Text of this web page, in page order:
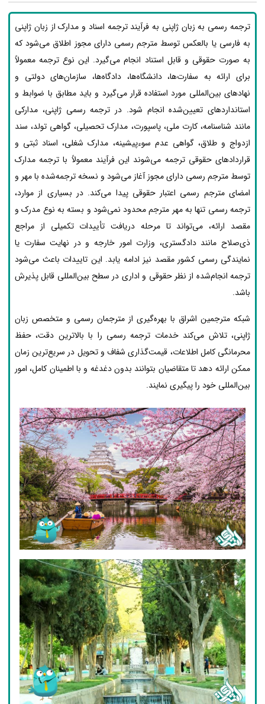
ترجمه رسمی به زبان ژاپنی به فرآیند ترجمه اسناد و مدارک از زبان ژاپنی
به فارسی یا بالعکس توسط مترجم رسمی دارای مجوز اطلاق می‌شود که
به صورت حقوقی و قابل استناد انجام می‌گیرد. این نوع ترجمه معمولاً
برای ارائه به سفارت‌ها، دانشگاه‌ها، دادگاه‌ها، سازمان‌های دولتی و
نهادهای بین‌المللی مورد استفاده قرار می‌گیرد و باید مطابق با ضوابط و
استانداردهای تعیین‌شده انجام شود. در ترجمه رسمی ژاپنی، مدارکی
مانند شناسنامه، کارت ملی، پاسپورت، مدارک تحصیلی، گواهی تولد، سند
ازدواج و طلاق، گواهی عدم سوءپیشینه، مدارک شغلی، اسناد ثبتی و
قراردادهای حقوقی ترجمه می‌شوند این فرآیند معمولاً با ترجمه مدارک
توسط مترجم رسمی دارای مجوز آغاز می‌شود و نسخه ترجمه‌شده با مهر و
امضای مترجم رسمی اعتبار حقوقی پیدا می‌کند. در بسیاری از موارد،
ترجمه رسمی تنها به مهر مترجم محدود نمی‌شود و بسته به نوع مدرک و
مقصد ارائه، می‌تواند تا مرحله دریافت تأییدات تکمیلی از مراجع
ذی‌صلاح مانند دادگستری، وزارت امور خارجه و در نهایت سفارت یا
نمایندگی رسمی کشور مقصد نیز ادامه یابد. این تاییدات باعث می‌شود
ترجمه انجام‌شده از نظر حقوقی و اداری در سطح بین‌المللی قابل پذیرش
باشد.
شبکه مترجمین اشراق با بهره‌گیری از مترجمان رسمی و متخصص زبان
ژاپنی، تلاش می‌کند خدمات ترجمه رسمی را با بالاترین دقت، حفظ
محرمانگی کامل اطلاعات، قیمت‌گذاری شفاف و تحویل در سریع‌ترین زمان
ممکن ارائه دهد تا متقاضیان بتوانند بدون دغدغه و با اطمینان کامل، امور
بین‌المللی خود را پیگیری نمایند.